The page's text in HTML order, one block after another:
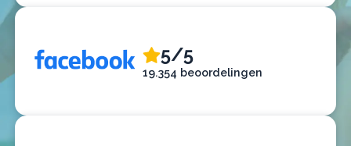
5/5
19.354 beoordelingen